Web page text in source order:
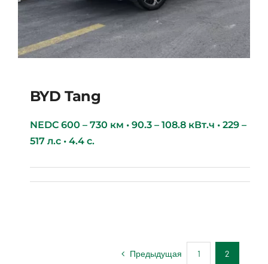
BYD Tang
NEDC 600 – 730 км • 90.3 – 108.8 кВт.ч • 229 –
517 л.с • 4.4 с.
Предыдущая 1 2